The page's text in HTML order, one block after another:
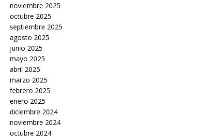
noviembre 2025
octubre 2025
septiembre 2025
agosto 2025
junio 2025
mayo 2025
abril 2025
marzo 2025
febrero 2025
enero 2025
diciembre 2024
noviembre 2024
octubre 2024